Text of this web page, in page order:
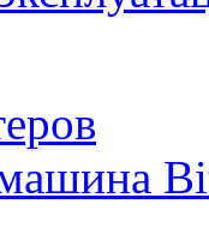
машина